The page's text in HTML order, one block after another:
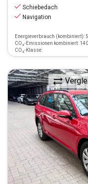
Schiebedach
Navigation
Energieverbrauch (kombiniert):
CO₂-Emissionen kombiniert:
CO₂-Klasse: